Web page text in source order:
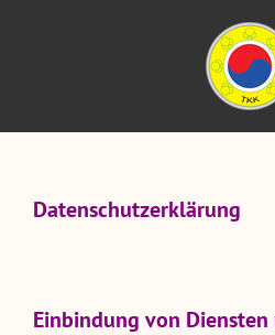
Datenschutzerklärung
Einbindung von